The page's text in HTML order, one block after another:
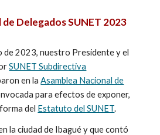
Delegados SUNET 2023
de 2023, nuestro Presidente y el
SUNET Subdirectiva
en laAsamblea Nacional de
para efectos de exponer,
del Estatuto del SUNET.
la ciudad de Ibagué y que contó